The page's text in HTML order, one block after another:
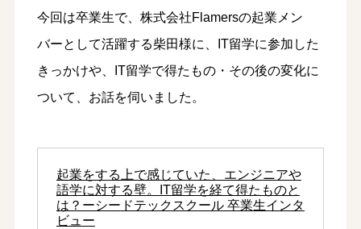
今回は卒業生で、株式会社Flamersの起業メン
バーとして活躍する柴田様に、IT留学に参加した
きっかけや、IT留学で得たもの・その後の変化に
ついて、お話を伺いました。
起業をする上で感じていた、エンジニアや
語学に対する壁。IT留学を経て得たものと
は？ーシードテックスクール 卒業生インタ
ビュー